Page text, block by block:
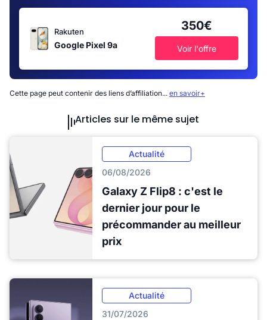
Rakuten
Google Pixel 9a
350€
Voir l'offre
Cette page peut contenir des liens d’affiliation... en savoir+
Articles sur le même sujet
Actualité
06/08/2026
Galaxy Z Flip8 : c'est le
dernier jour pour le
précommander au meilleur
prix
Actualité
31/07/2026